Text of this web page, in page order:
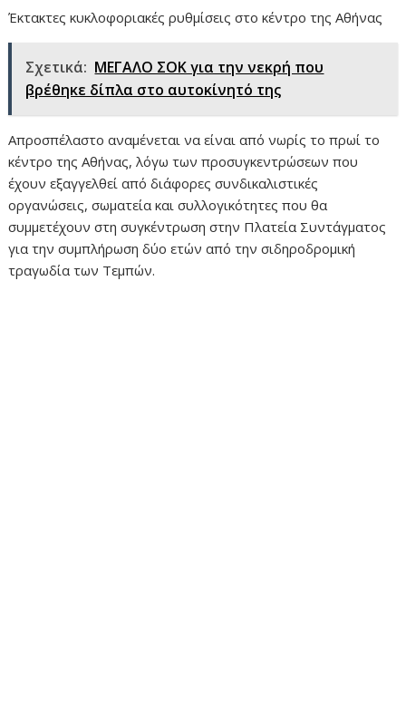
Έκτακτες κυκλοφοριακές ρυθμίσεις στο κέντρο της Αθήνας
Σχετικά: ΜΕΓΑΛΟ ΣΟΚ για την νεκρή που
βρέθηκε δίπλα στο αυτοκίνητό της
Απροσπέλαστο αναμένεται να είναι από νωρίς το πρωί το
κέντρο της Αθήνας, λόγω των προσυγκεντρώσεων που
έχουν εξαγγελθεί από διάφορες συνδικαλιστικές
οργανώσεις, σωματεία και συλλογικότητες που θα
συμμετέχουν στη συγκέντρωση στην Πλατεία Συντάγματος
για την συμπλήρωση δύο ετών από την σιδηροδρομική
τραγωδία των Τεμπών.